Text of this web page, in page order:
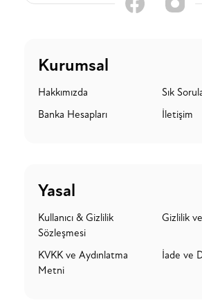
Kurumsal
Hakkımızda
Sık
Banka Hesapları
İletişim
Yasal
Kullanıcı & Gizlilik
Sözleşmesi
Gizlilik
KVKK ve Aydınlatma
Metni
İade ve